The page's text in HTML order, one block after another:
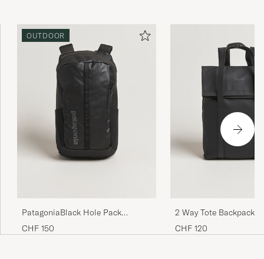
OUTDOOR
PatagoniaBlack Hole Pack
25LBlack
CHF 150
2 Way Tote Backpack
CHF 120